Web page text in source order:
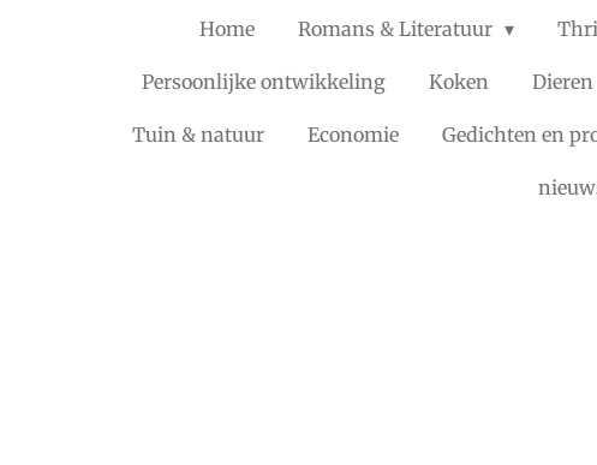
Home Romans & Literatuur
Persoonlijke ontwikkeling Koken Dieren
Tuin & natuur Economie Gedichten en